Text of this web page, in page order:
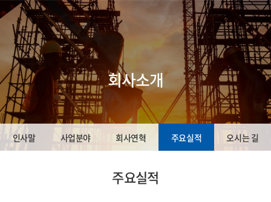
회사소개
인사말 사업분야 회사연혁 주요실적 오시는 길
주요실적